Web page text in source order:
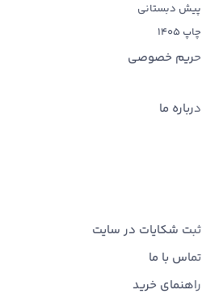
پیش دبستانی
چاپ 1405
حریم خصوصی
درباره ما
ثبت شکایات در سایت
تماس با ما
راهنمای خرید